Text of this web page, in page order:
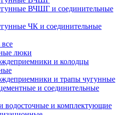
ВЧШГ и соединительные
ЧК и соединительные
все
люки
и колодцы
и трапы чугунные
и соединительные
водосточные и комплектующие